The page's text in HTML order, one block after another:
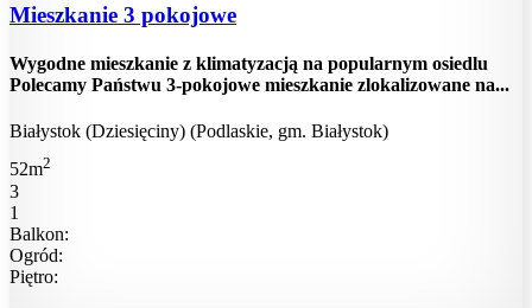
Mieszkanie 3 pokojowe
Wygodne mieszkanie z klimatyzacją na popularnym osiedlu
Polecamy Państwu 3-pokojowe mieszkanie zlokalizowane na...
Białystok (Dziesięciny) (Podlaskie, gm. Białystok)
52m2
3
1
Balkon:
Ogród:
Piętro: